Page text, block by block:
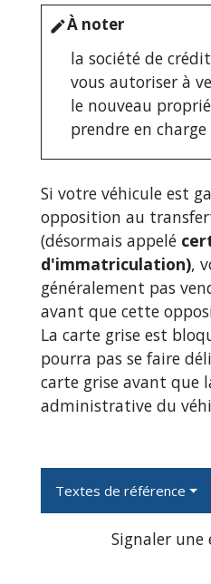
editÀ noter
la société de
vous autoriser à
le nouveau
prendre en
Si votre véhicule est
opposition au
(désormais appelé
d'immatriculation),
généralement pas
avant que cette
La carte grise est
pourra pas se faire
carte grise avant que
administrative du
Textes de référence
Signaler une